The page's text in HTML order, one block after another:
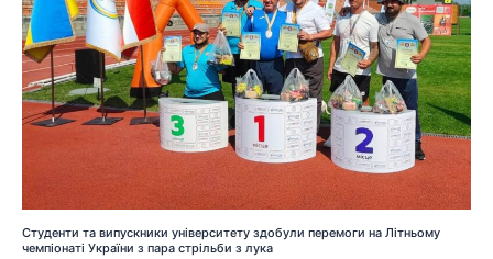
Студенти та випускники університету здобули перемоги на Літньому
чемпіонаті України з пара стрільби з лука